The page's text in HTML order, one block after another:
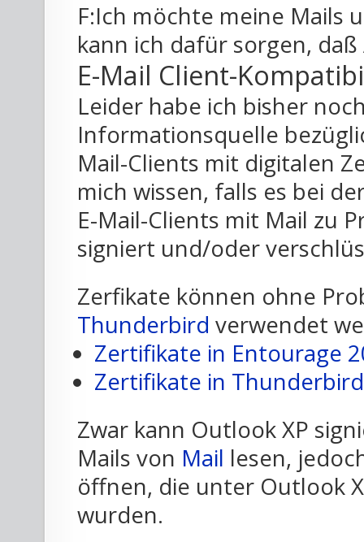
F:Ich möchte meine Mails
kann ich dafür sorgen,
E-Mail Client-
Leider habe ich bisher
Informationsquelle
Mail-Clients mit digitalen
mich wissen, falls es bei
E-Mail-Clients mit Mail zu
signiert und/oder
Zerfikate können ohne
Thunderbird verwendet
Zertifikate in Entourage
Zertifikate in Thunderbird
Zwar kann Outlook XP
Mails von Mail lesen,
öffnen, die unter Outlook
wurden.